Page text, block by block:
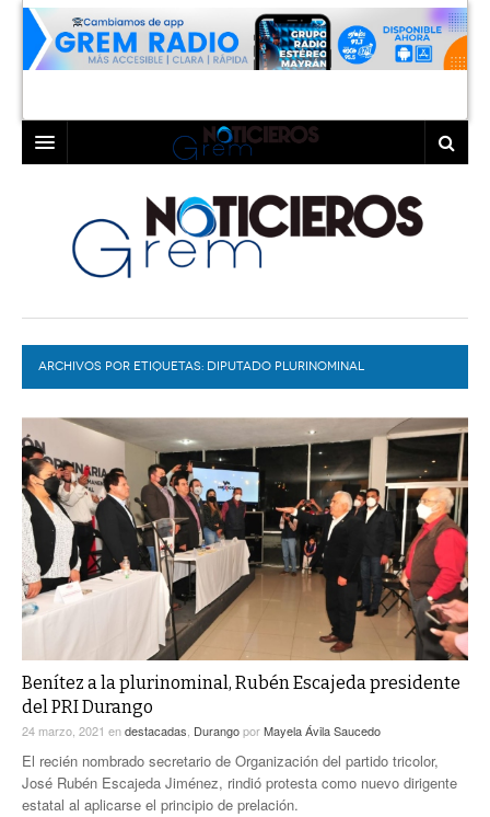
LAGUNA
TORREÓN
GÓMEZ PALACIO
LERDO
COAHUILA
DURANGO
DEPORTES
EL EXACTO
EXA INFORMA
GLOBO
CONTEXTOS
TRAYECTO LAGUNA
A MEDIA MAÑANA
A TODA LEY
ENTRE LAGUNEROS
DIÁLOGOS CON LA HISTORIA
TWEETS AND BEATS
LA MEJOR 97.1 ESTÉREO GALLITO
ACTUALIDADES GREM
PULSO
LA MEJOR INFORMACIÓN
COLABORADORES
PC29
ACTUALIDADES GREM
ARCHIVOS POR ETIQUETAS: DIPUTADO PLURINOMINAL
Benítez a la plurinominal, Rubén Escajeda presidente
del PRI Durango
24 marzo, 2021 endestacadas, DurangoporMayela Ávila Saucedo
El recién nombrado secretario de Organización del partido tricolor,
José Rubén Escajeda Jiménez, rindió protesta como nuevo dirigente
estatal al aplicarse el principio de prelación.